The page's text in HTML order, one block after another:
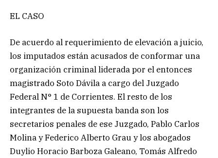
EL CASO
De acuerdo al requerimiento de elevación a juicio,
los imputados están acusados de conformar una
organización criminal liderada por el entonces
magistrado Soto Dávila a cargo del Juzgado
Federal N° 1 de Corrientes. El resto de los
integrantes de la supuesta banda son los
secretarios penales de ese Juzgado, Pablo Carlos
Molina y Federico Alberto Grau y los abogados
Duylio Horacio Barboza Galeano, Tomás Alfredo